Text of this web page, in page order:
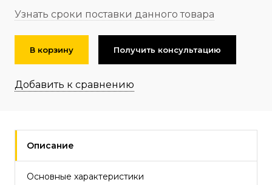
Узнать сроки поставки данного товара
В корзину Получить консультацию
Добавить к сравнению
Описание
Основные характеристики